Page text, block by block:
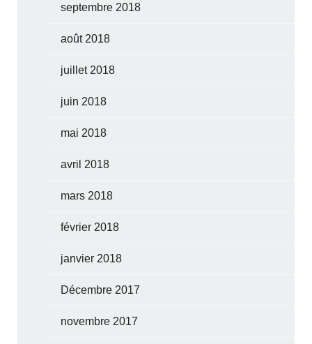
septembre 2018
août 2018
juillet 2018
juin 2018
mai 2018
avril 2018
mars 2018
février 2018
janvier 2018
Décembre 2017
novembre 2017